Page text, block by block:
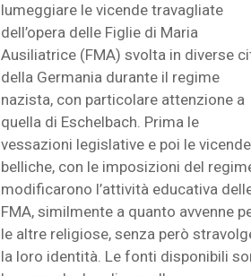
lumeggiare le vicende travagliate
dell’opera delle Figlie di Maria
Ausiliatrice (FMA) svolta in diverse
della Germania durante il regime
nazista, con particolare attenzione a
quella di Eschelbach. Prima le
vessazioni legislative e poi le vicende
belliche, con le imposizioni del
modificarono l’attività educativa
FMA, similmente a quanto avvenne
le altre religiose, senza però
la loro identità. Le fonti disponibili